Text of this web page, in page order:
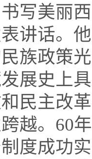
写美丽
讲话。
族政策
展史上
民主改
越。60
度成功